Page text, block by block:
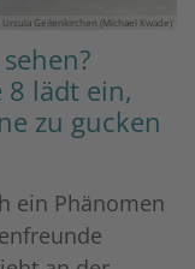
Geilenkirchen (Michael Kwade)
8 lädt ein,
zu gucken
ein Phänomen